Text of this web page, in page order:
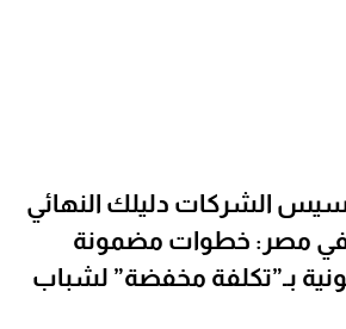
الشركات دليلك النهائي
في مصر: خطوات مضمونة
بـ”تكلفة مخفضة” لشباب